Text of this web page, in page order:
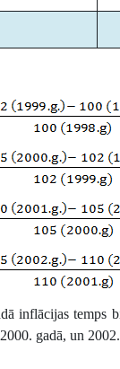
inflācijas temps
gadā, un